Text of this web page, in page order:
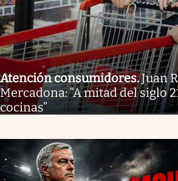
Atención consumidores.Juan
Mercadona: “A mitad del siglo
cocinas”